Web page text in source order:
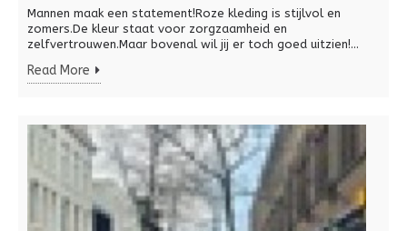
Mannen maak een statement!Roze kleding is stijlvol en
zomers.De kleur staat voor zorgzaamheid en
zelfvertrouwen.Maar bovenal wil jij er toch goed uitzien!...
Read More